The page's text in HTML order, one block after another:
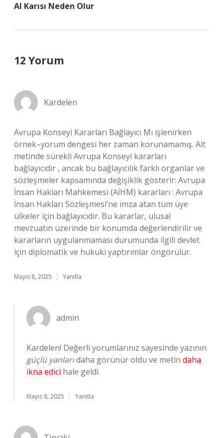
Al Karısı Neden Olur
12 Yorum
Kardelen
Avrupa Konseyi Kararları Bağlayıcı Mı işlenirken
örnek–yorum dengesi her zaman korunamamış. Alt
metinde sürekli Avrupa Konseyi kararları
bağlayıcıdır , ancak bu bağlayıcılık farklı organlar ve
sözleşmeler kapsamında değişiklik gösterir: Avrupa
İnsan Hakları Mahkemesi (AİHM) kararları : Avrupa
İnsan Hakları Sözleşmesi’ne imza atan tüm üye
ülkeler için bağlayıcıdır. Bu kararlar, ulusal
mevzuatın üzerinde bir konumda değerlendirilir ve
kararların uygulanmaması durumunda ilgili devlet
için diplomatik ve hukuki yaptırımlar öngörülür.
Mayıs 8, 2025 Yanıtla
admin
Kardelen! Değerli yorumlarınız sayesinde yazının
güçlü yanlarıdaha görünür oldu ve metin daha
ikna edici hale geldi.
Mayıs 8, 2025 Yanıtla